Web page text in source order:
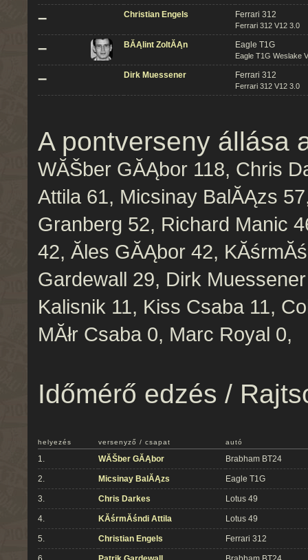
– Christian Engels Ferrari 312
Ferrari 312 V12 3.0
– BĂĄlint ZoltĂĄn Eagle T1G
Eagle T1G Weslake
– Dirk Muessener Ferrari 312
Ferrari 312 V12 3.0
A pontverseny állása
WĂŠber GĂĄbor 118, Chris
Attila 61, Micsinay BalĂĄzs
Granberg 52, Richard Manic
42, Ăles GĂĄbor 42,
Gardewall 29, Dirk
Kalisnik 11, Kiss Csaba 11,
MĂłr Csaba 0, Marc Royal 0,
Időmérő edzés /
helyezés versenyző / csapat autó
1. WĂŠber GĂĄbor Brabham BT24
2. Micsinay BalĂĄzs Eagle T1G
3. Chris Darkes Lotus 49
4. KĂśrmĂśndi Attila Lotus 49
5. Christian Engels Ferrari 312